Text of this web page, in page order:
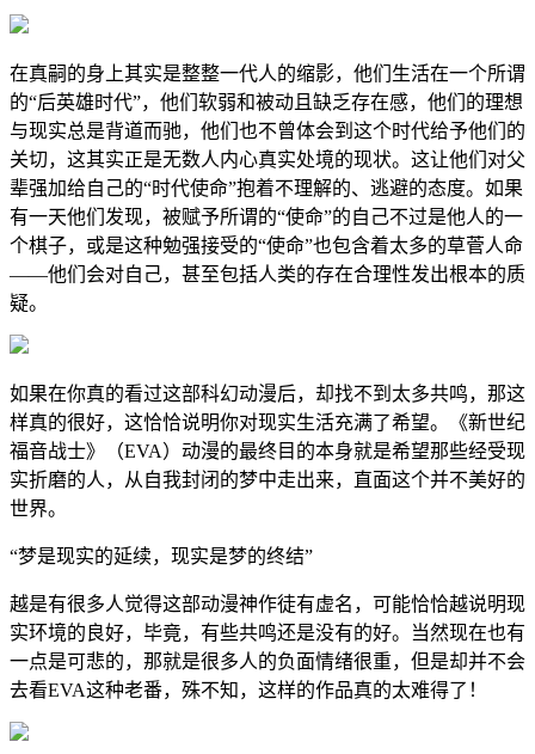
在真嗣的身上其实是整整一代人的缩影，他们生活在一个所谓
的“后英雄时代”，他们软弱和被动且缺乏存在感，他们的理想
与现实总是背道而驰，他们也不曾体会到这个时代给予他们的
关切，这其实正是无数人内心真实处境的现状。这让他们对父
辈强加给自己的“时代使命”抱着不理解的、逃避的态度。如果
有一天他们发现，被赋予所谓的“使命”的自己不过是他人的一
个棋子，或是这种勉强接受的“使命”也包含着太多的草菅人命
——他们会对自己，甚至包括人类的存在合理性发出根本的质
疑。
如果在你真的看过这部科幻动漫后，却找不到太多共鸣，那这
样真的很好，这恰恰说明你对现实生活充满了希望。《新世纪
福音战士》（EVA）动漫的最终目的本身就是希望那些经受现
实折磨的人，从自我封闭的梦中走出来，直面这个并不美好的
世界。
“梦是现实的延续，现实是梦的终结”
越是有很多人觉得这部动漫神作徒有虚名，可能恰恰越说明现
实环境的良好，毕竟，有些共鸣还是没有的好。当然现在也有
一点是可悲的，那就是很多人的负面情绪很重，但是却并不会
去看EVA这种老番，殊不知，这样的作品真的太难得了！